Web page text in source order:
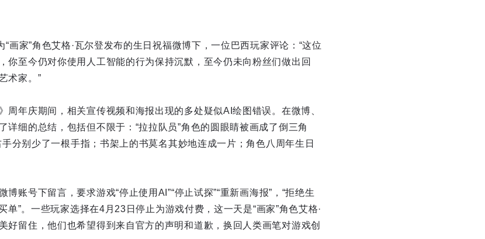
画家”角色艾格·瓦尔登发布的生日祝福微博下，一位巴西玩家评论：“这位
你至今仍对你使用人工智能的行为保持沉默，至今仍未向粉丝们做出回
术家。”
周年庆期间，相关宣传视频和海报出现的多处疑似AI绘图错误。在微博、
详细的总结，包括但不限于：“拉拉队员”角色的圆眼睛被画成了倒三角
手分别少了一根手指；书架上的书莫名其妙地连成一片；角色八周年生日
账号下留言，要求游戏“停止使用AI”“停止试探”“重新画海报”，“拒绝生
单”。一些玩家选择在4月23日停止为游戏付费，这一天是“画家”角色艾格·
好留住，他们也希望得到来自官方的声明和道歉，换回人类画笔对游戏创